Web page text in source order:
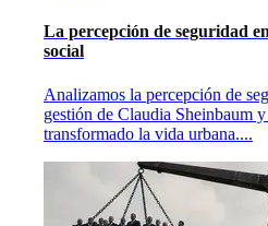
La percepción de seguridad
social
Analizamos la percepción de
gestión de Claudia Sheinbaum
transformado la vida urbana....